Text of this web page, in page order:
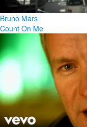
Bruno Mars
Count On Me